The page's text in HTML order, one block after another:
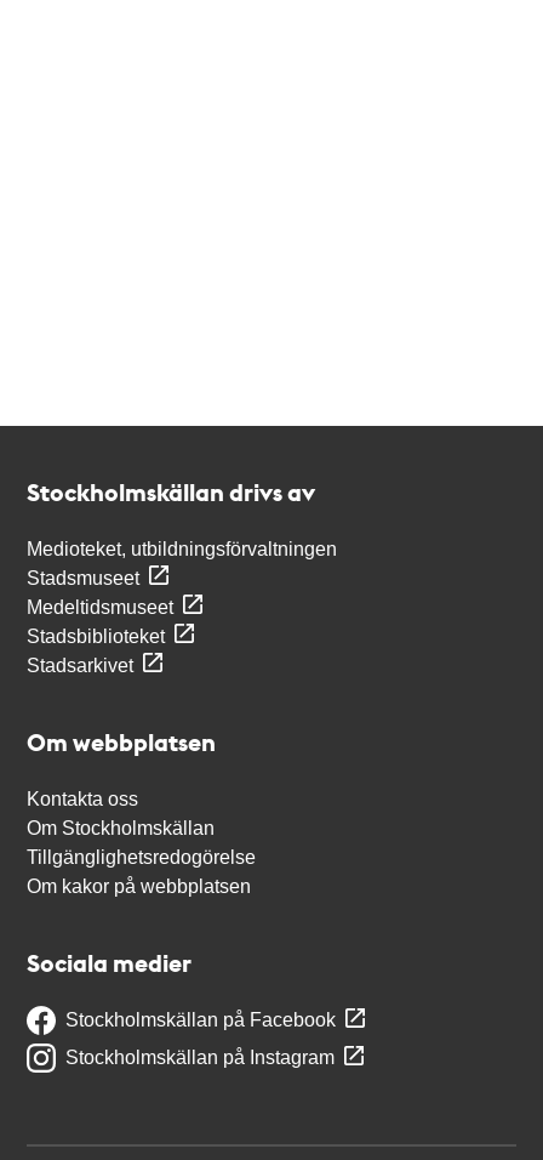
Stockholmskällan drivs av
Medioteket, utbildningsförvaltningen
Stadsmuseet
Medeltidsmuseet
Stadsbiblioteket
Stadsarkivet
Om webbplatsen
Kontakta oss
Om Stockholmskällan
Tillgänglighetsredogörelse
Om kakor på webbplatsen
Sociala medier
Stockholmskällan på Facebook
Stockholmskällan på Instagram